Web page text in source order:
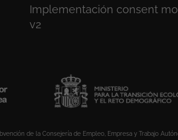
Implementación consent
v2
de la Consejería de Empleo, Empresa y Trabajo